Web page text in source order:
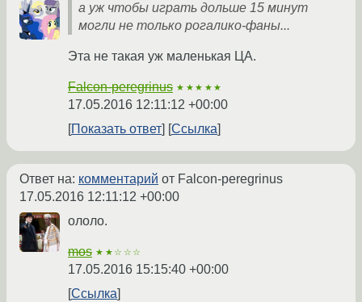
а уж чтобы играть дольше 15 минут
могли не только рогалико-фаны...
Эта не такая уж маленькая ЦА.
Falcon-peregrinus ★★★★★
17.05.2016 12:11:12 +00:00
Показать ответ
Ссылка
Ответ на: комментарий от Falcon-peregrinus
17.05.2016 12:11:12 +00:00
ололо.
mos ★★☆☆☆
17.05.2016 15:15:40 +00:00
Ссылка